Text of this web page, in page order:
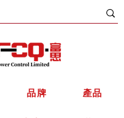
品牌 產品